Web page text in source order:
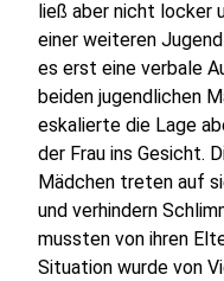
ließ aber nicht locker
einer weiteren
es erst eine verbale
beiden jugendlichen
eskalierte die Lage
der Frau ins Gesicht.
Mädchen treten auf
und verhindern
mussten von ihren
Situation wurde von